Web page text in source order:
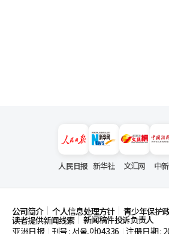
人民日报 新华社 文汇网 中
公司简介 个人信息处理方针 青少年保护
读者提供新闻线索
新闻稿件投诉负责人
亚洲日报
刊号 : 서울,아04336 注册日期 :